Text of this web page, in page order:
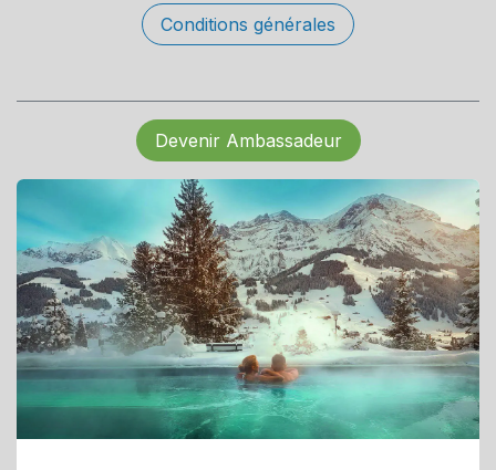
Conditions générales
Devenir Ambassadeur